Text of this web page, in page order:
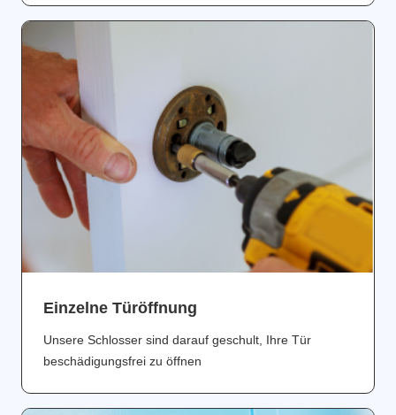
Einzelne Türöffnung
Unsere Schlosser sind darauf geschult, Ihre Tür
beschädigungsfrei zu öffnen